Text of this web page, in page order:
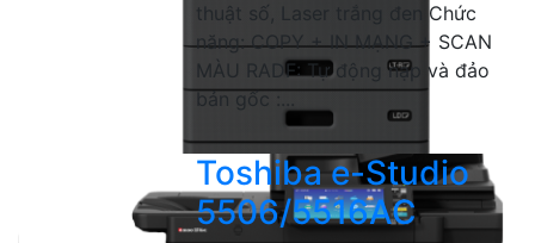
thuật số, Laser trắng đen Chức
năng: COPY + IN MẠNG + SCAN
MÀU RADF: Tự động nạp và đảo
bản gốc :...
Toshiba e-Studio
5506/5516AC